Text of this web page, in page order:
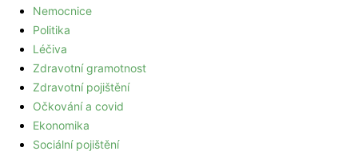
Nemocnice
Politika
Léčiva
Zdravotní gramotnost
Zdravotní pojištění
Očkování a covid
Ekonomika
Sociální pojištění